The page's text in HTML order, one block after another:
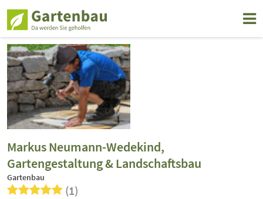
Markus Neumann-Wedekind,
Gartengestaltung & Landschaftsbau
Gartenbau
(1)